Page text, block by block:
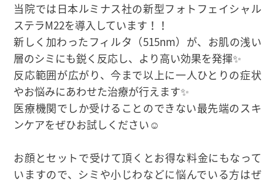
当院では日本ルミナス社の新型フォトフェイシャル
ステラM22を導入しています！！
新しく加わったフィルタ（515nm）が、お肌の浅い
層のシミにも鋭く反応し、より高い効果を発揮✨
反応範囲が広がり、今まで以上に一人ひとりの症状
やお悩みにあわせた治療が行えます✨
医療機関でしか受けることのできない最先端のスキ
ンケアをぜひお試しください☺
お顔とセットで受けて頂くとお得な料金にもなって
いますので、シミや小じわなどに悩んでいる方はぜ